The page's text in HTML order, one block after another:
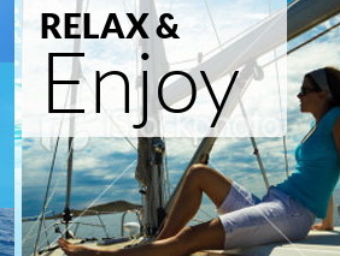
RELAX &
Enjoy